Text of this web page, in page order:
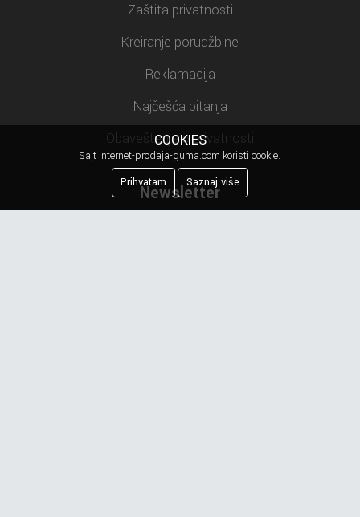
Zaštita privatnosti
Kreiranje porudžbine
Reklamacija
Najčešća pitanja
Obaveštenje o privatnosti
Newsletter
COOKIES
Sajt internet-prodaja-guma.com koristi cookie.
Prihvatam
Saznaj više